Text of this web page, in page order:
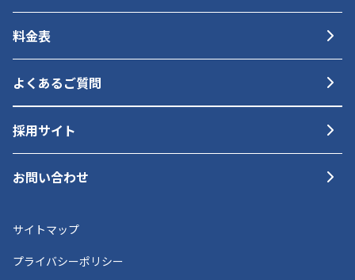
料金表
よくあるご質問
採用サイト
お問い合わせ
サイトマップ
プライバシーポリシー